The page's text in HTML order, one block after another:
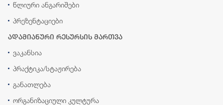
წლიური ანგარიშები
პრეზენტაციები
ადამიანური რესურსის მართვა
ვაკანსია
პრაქტიკა/სტაჟირება
განათლება
ორგანიზაციული კულტურა